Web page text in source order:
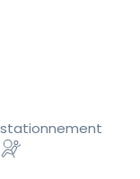
stationnement